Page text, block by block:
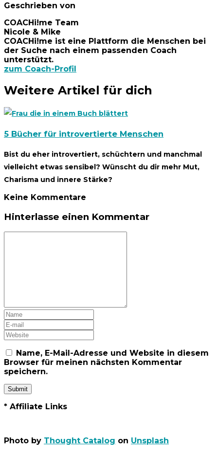
Geschrieben von
COACHi!me Team
Nicole & Mike
COACHi!me ist eine Plattform die Menschen bei
der Suche nach einem passenden Coach
unterstützt.
zum Coach-Profil
Weitere Artikel für dich
5 Bücher für introvertierte Menschen
Bist du eher introvertiert, schüchtern und manchmal
vielleicht etwas sensibel? Wünscht du dir mehr Mut,
Charisma und innere Stärke?
Keine Kommentare
Hinterlasse einen Kommentar
Name, E-Mail-Adresse und Website in diesem
Browser für meinen nächsten Kommentar
speichern.
* Affiliate Links
Photo by Thought Catalog on Unsplash